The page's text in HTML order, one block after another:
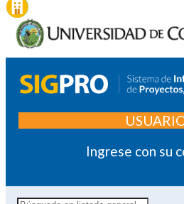
Ingrese con su